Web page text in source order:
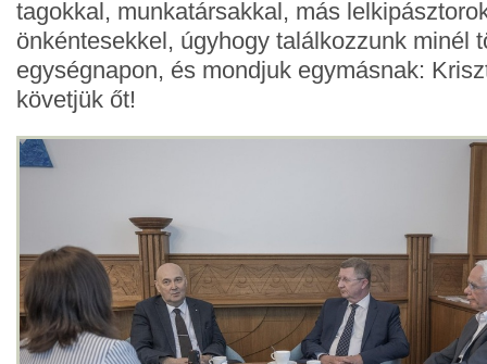
tagokkal, munkatársakkal, más
önkéntesekkel, úgyhogy találkozzunk minél
egységnapon, és mondjuk egymásnak:
követjük őt!